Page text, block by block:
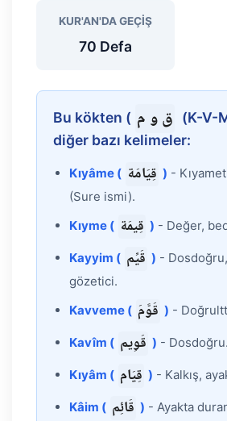
KUR'AN'DA GEÇIŞ
70 Defa
Bu kökten ( ق و م
(K-V-
diğer bazı kelimeler:
Kıyâme ( قِيَامَة ) -
(Sure ismi).
Kıyme ( قِيمَة ) - Değer,
Kayyim ( قَيِّم ) -
gözetici.
Kavveme ( قَوَّمَ ) -
Kavîm ( قَوِيم ) - Dosdoğru.
Kıyâm ( قِيَام ) - Kalkış,
Kâim ( قَائِم ) - Ayakta